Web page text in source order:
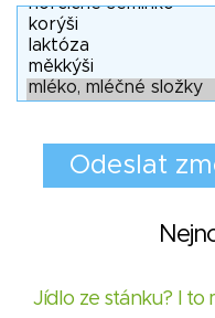
Jídlo ze stánku? I to